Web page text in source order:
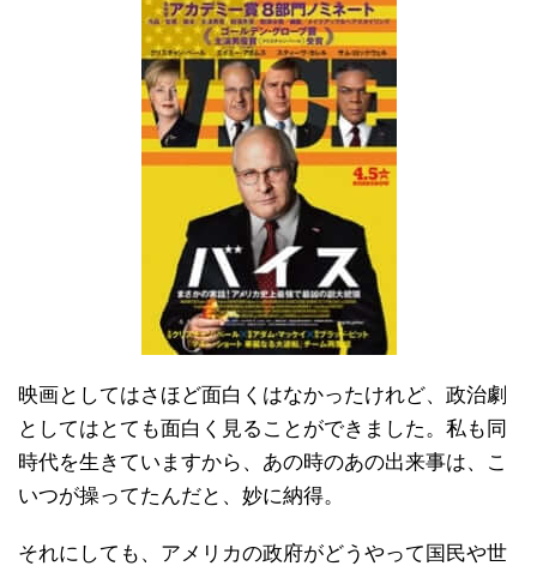
映画としてはさほど面白くはなかったけれど、政治劇
としてはとても面白く見ることができました。私も同
時代を生きていますから、あの時のあの出来事は、こ
いつが操ってたんだと、妙に納得。
それにしても、アメリカの政府がどうやって国民や世